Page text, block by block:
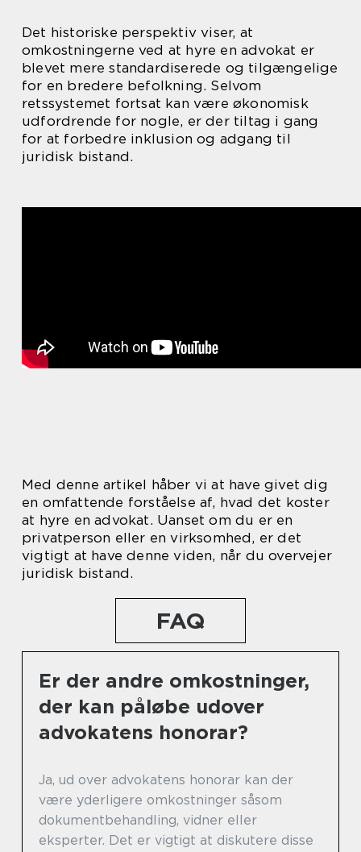
Det historiske perspektiv viser, at
omkostningerne ved at hyre en advokat er
blevet mere standardiserede og tilgængelige
for en bredere befolkning. Selvom
retssystemet fortsat kan være økonomisk
udfordrende for nogle, er der tiltag i gang
for at forbedre inklusion og adgang til
juridisk bistand.
Med denne artikel håber vi at have givet dig
en omfattende forståelse af, hvad det koster
at hyre en advokat. Uanset om du er en
privatperson eller en virksomhed, er det
vigtigt at have denne viden, når du overvejer
juridisk bistand.
FAQ
Er der andre omkostninger,
der kan påløbe udover
advokatens honorar?
Ja, ud over advokatens honorar kan der
være yderligere omkostninger såsom
dokumentbehandling, vidner eller
eksperter. Det er vigtigt at diskutere disse